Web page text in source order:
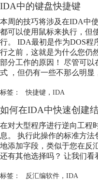
IDA中的键盘快捷键
本周的技巧将涉及在IDA中
都可以使用鼠标来执行，但
行。 IDA最初是作为DOS程
行之前，这就是为什么您仍
部分工作的原因！ 尽管可
式 ，但仍有一些不那么明显
标签： 快捷键， IDA
如何在IDA中快速创建
在对大型程序进行逆向工程
息。 执行此操作的标准方法
地添加字段，类似于您在反
还有其他选择吗？ 让我们看
标签： 反汇编软件， IDA